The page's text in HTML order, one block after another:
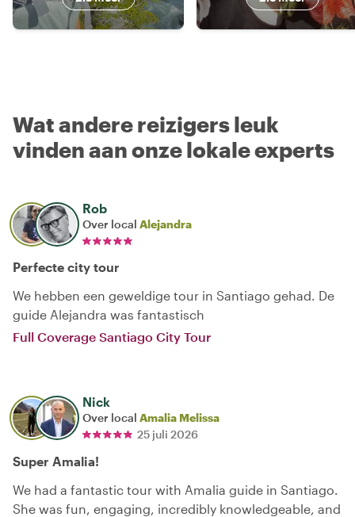
Wat andere reizigers leuk
vinden aan onze lokale experts
Rob
Over local Alejandra
Perfecte city tour
We hebben een geweldige tour in Santiago gehad. De
guide Alejandra was fantastisch
Full Coverage Santiago City Tour
Nick
Over local Amalia Melissa
25 juli 2026
Super Amalia!
We had a fantastic tour with Amalia guide in Santiago.
She was fun, engaging, incredibly knowledgeable, and